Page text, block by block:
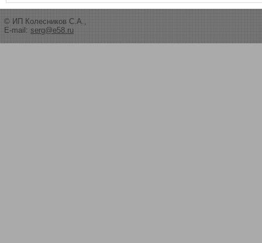
© ИП Колесников С.А.,
E-mail: serg@e58.ru